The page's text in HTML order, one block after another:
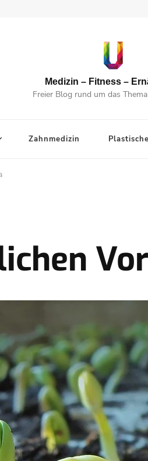
Medizin – Fitness –
Freier Blog rund um das
Zahnmedizin